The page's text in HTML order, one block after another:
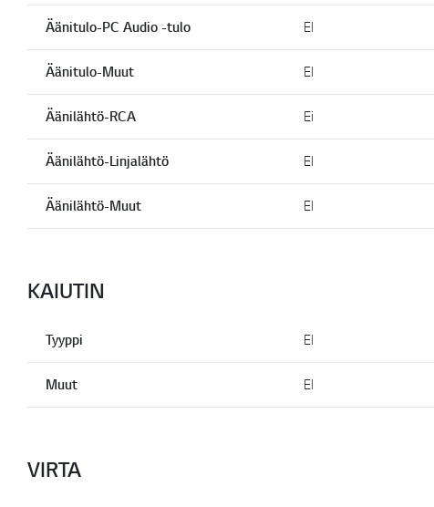
Äänitulo-PC Audio -tulo EI
Äänitulo-Muut EI
Äänilähtö-RCA Ei
Äänilähtö-Linjalähtö EI
Äänilähtö-Muut EI
KAIUTIN
Tyyppi EI
Muut EI
VIRTA